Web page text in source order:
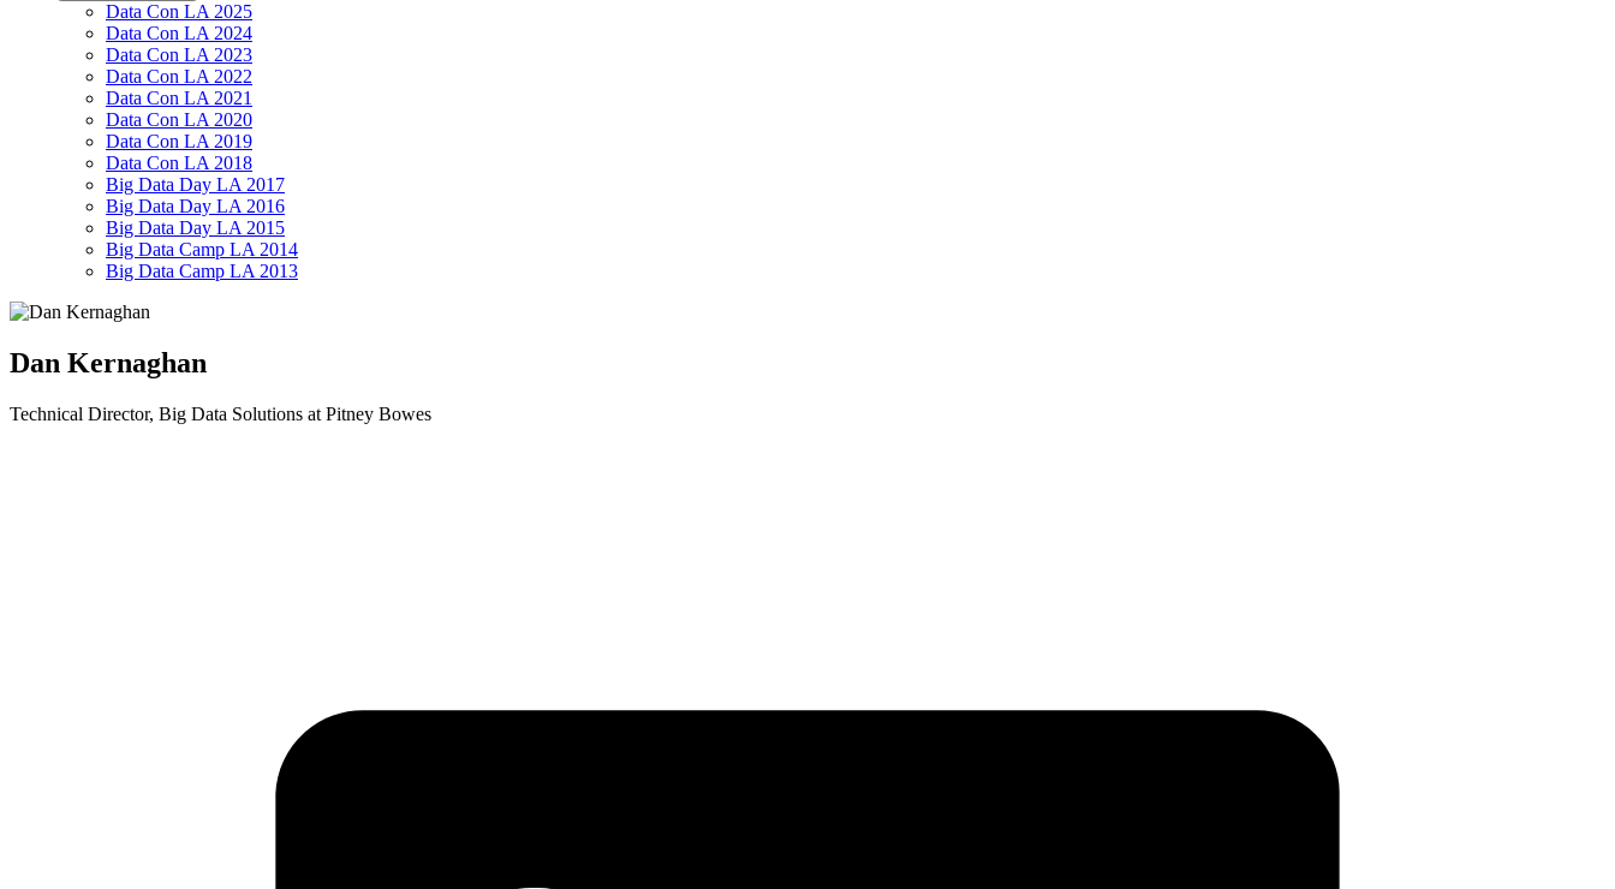
Data Con LA 2025
Data Con LA 2024
Data Con LA 2023
Data Con LA 2022
Data Con LA 2021
Data Con LA 2020
Data Con LA 2019
Data Con LA 2018
Big Data Day LA 2017
Big Data Day LA 2016
Big Data Day LA 2015
Big Data Camp LA 2014
Big Data Camp LA 2013
Dan Kernaghan
Technical Director, Big Data Solutions at Pitney Bowes